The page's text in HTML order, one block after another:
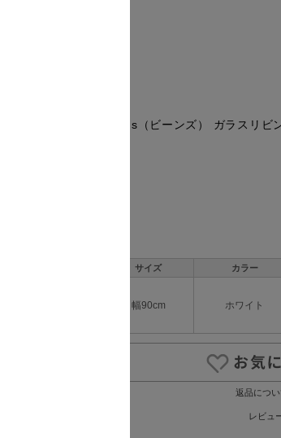
Beans（ビーンズ） ガラスリビ
サイズ カラー
幅90cm ホワイト
返品につ
レビュ